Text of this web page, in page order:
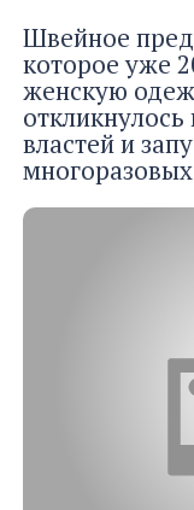
Швейное
которое уже
женскую
властей и